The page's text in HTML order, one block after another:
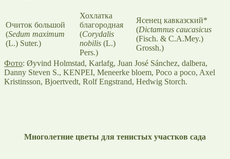
Очиток большой
(Sedum maximum
(L.) Suter.)
Хохлатка
благородная
(Corydalis
nobilis (L.)
Pers.)
Ясенец кавказский*
(Dictamnus caucasicus
(Fisch. & C.A.Mey.)
Grossh.)
Фото: Øyvind Holmstad, Karlafg, Juan José Sánchez, dalbera,
Danny Steven S., KENPEI, Meneerke bloem, Poco a poco, Axel
Kristinsson, Bjoertvedt, Rolf Engstrand, Hedwig Storch.
Многолетние цветы для тенистых участков сада